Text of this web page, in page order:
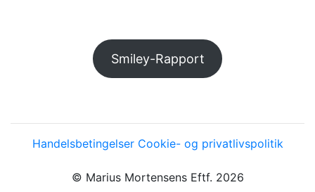
Smiley-Rapport
Handelsbetingelser Cookie- og privatlivspolitik
© Marius Mortensens Eftf. 2026